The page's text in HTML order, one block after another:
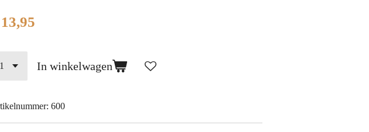
In winkelwagen
600